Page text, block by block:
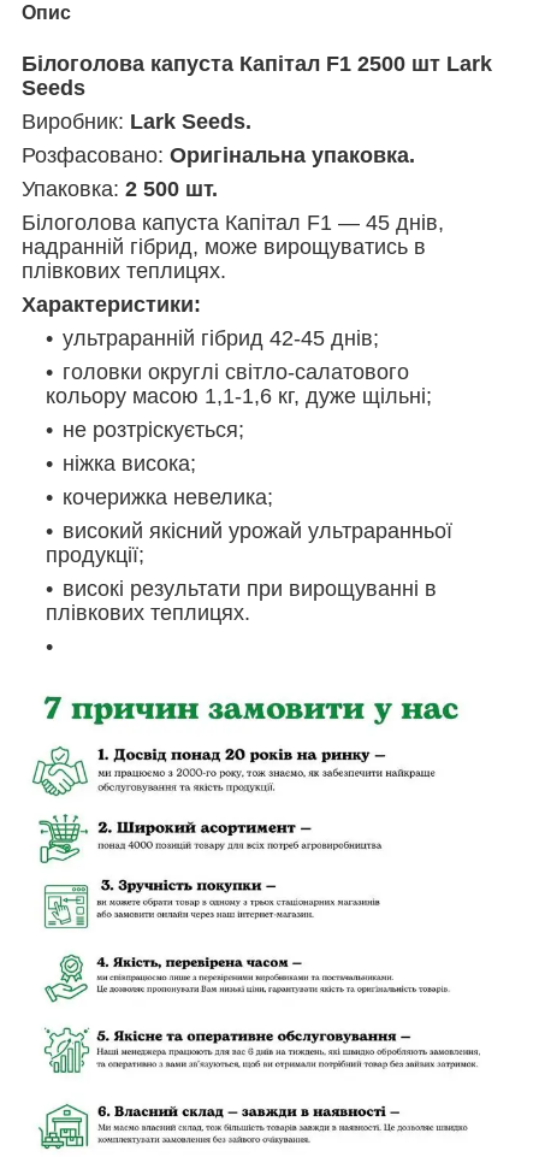
Опис
Білоголова капуста Капітал F1 2500 шт Lark
Seeds
Виробник: Lark Seeds.
Розфасовано: Оригінальна упаковка.
Упаковка: 2 500 шт.
Білоголова капуста Капітал F1 — 45 днів,
надранній гібрид, може вирощуватись в
плівкових теплицях.
Характеристики:
ультраранній гібрид 42-45 днів;
головки округлі світло-салатового
кольору масою 1,1-1,6 кг, дуже щільні;
не розтріскується;
ніжка висока;
кочерижка невелика;
високий якісний урожай ультраранньої
продукції;
високі результати при вирощуванні в
плівкових теплицях.